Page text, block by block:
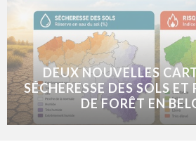
DEUX NOUVELLES
SÉCHERESSE DES SOLS ET
DE FORÊT EN